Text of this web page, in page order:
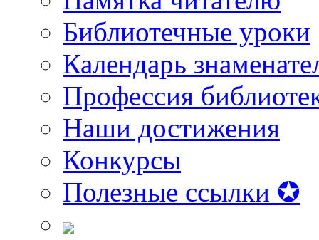
Библиотечные уроки
Календарь
Профессия
Наши достижения
Конкурсы
Полезные ссылки ✪